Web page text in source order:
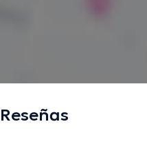
Reseñas